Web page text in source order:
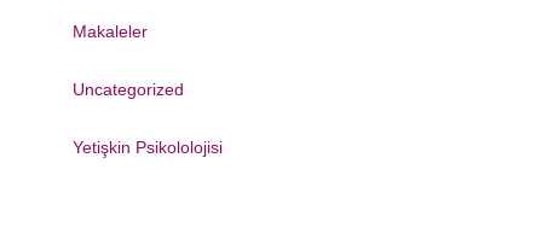
Makaleler
Uncategorized
Yetişkin Psikololojisi